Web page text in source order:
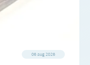
06 aug 2026